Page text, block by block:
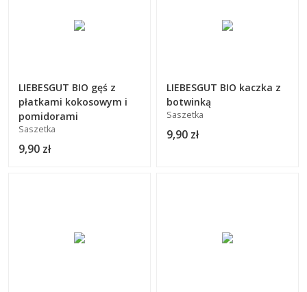
LIEBESGUT BIO gęś z
płatkami kokosowym i
pomidorami
Saszetka
9,90 zł
LIEBESGUT BIO kaczka z
botwinką
Saszetka
9,90 zł